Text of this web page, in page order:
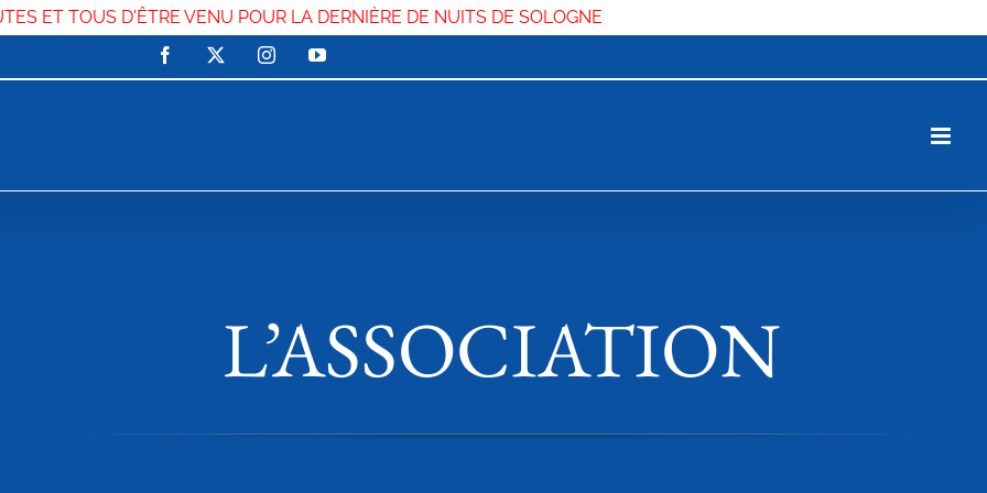
ET TOUS D'ÊTRE VENU POUR LA DERNIÈRE DE NUITS DE SOLOGNE
Facebook InstagramYouTube
L’ASSOCIATION